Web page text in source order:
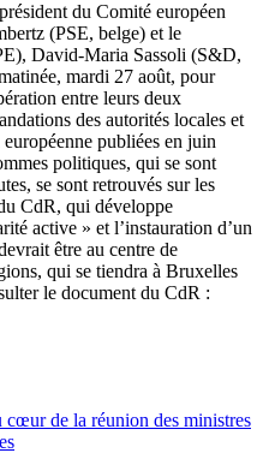
du Comité européen
(PSE, belge) et le
David-Maria Sassoli (S&D,
mardi 27 août, pour
entre leurs deux
des autorités locales et
publiées en juin
politiques, qui se sont
se sont retrouvés sur les
CdR, qui développe
active » et l’instauration d’un
être au centre de
qui se tiendra à Bruxelles
le document du CdR :
cœur de la réunion des ministres